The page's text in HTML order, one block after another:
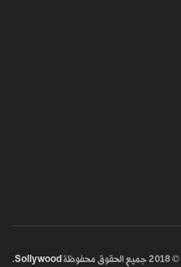
© 2018 جميع الحقوق محفوظة Sollywood
.